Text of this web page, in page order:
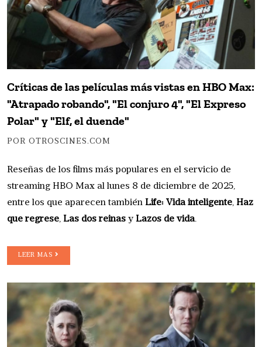
Críticas de las películas más vistas en HBO Max:
"Atrapado robando", "El conjuro 4", "El Expreso
Polar" y "Elf, el duende"
POR OTROSCINES.COM
Reseñas de los films más populares en el servicio de
streaming HBO Max al lunes 8 de diciembre de 2025,
entre los que aparecen también Life: Vida inteligente, Haz
que regrese, Las dos reinas y Lazos de vida.
LEER MAS